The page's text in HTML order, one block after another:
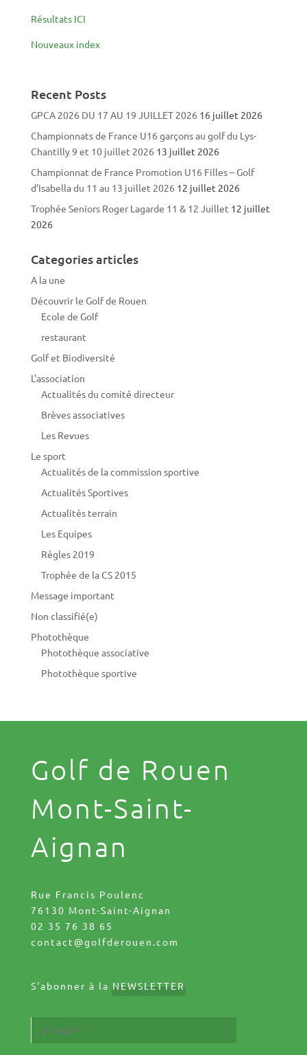
Résultats ICI
Nouveaux index
Recent Posts
GPCA 2026 DU 17 AU 19 JUILLET 2026 16 juillet 2026
Championnats de France U16 garçons au golf du Lys-
Chantilly 9 et 10 juillet 2026 13 juillet 2026
Championnat de France Promotion U16 Filles – Golf
d’Isabella du 11 au 13 juillet 2026 12 juillet 2026
Trophée Seniors Roger Lagarde 11 & 12 Juillet 12 juillet
2026
Categories articles
A la une
Découvrir le Golf de Rouen
Ecole de Golf
restaurant
Golf et Biodiversité
L'association
Actualités du comité directeur
Brèves associatives
Les Revues
Le sport
Actualités de la commission sportive
Actualités Sportives
Actualités terrain
Les Equipes
Règles 2019
Trophée de la CS 2015
Message important
Non classifié(e)
Photothèque
Photothèque associative
Photothèque sportive
Golf de Rouen
Mont-Saint-
Aignan
Rue Francis Poulenc
76130 Mont-Saint-Aignan
02 35 76 38 65
contact@golfderouen.com
S'abonner à la NEWSLETTER